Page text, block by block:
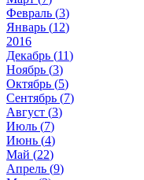
Февраль (3)
Январь (12)
2016
Декабрь (11)
Ноябрь (3)
Октябрь (5)
Сентябрь (7)
Август (3)
Июль (7)
Июнь (4)
Май (22)
Апрель (9)